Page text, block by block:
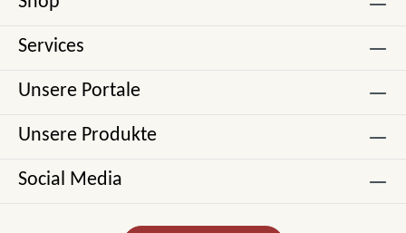
Services
Unsere Portale
Unsere Produkte
Social Media